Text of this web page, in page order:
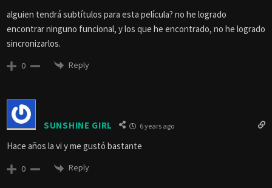
alguien tendrá subtítulos para esta película? no he logrado
encontrar ninguno funcional, y los que he encontrado, no he logrado
sincronizarlos.
0 Reply
SUNSHINE GIRL 6 years ago
Hace años la vi y me gustó bastante
0 Reply